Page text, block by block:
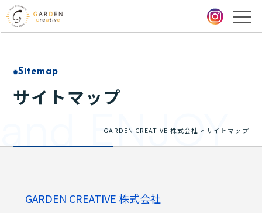
and ENJOY
Sitemap
サイトマップ
GARDEN CREATIVE 株式会社 >サイトマップ
GARDEN CREATIVE 株式会社